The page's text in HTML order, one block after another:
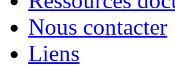
Nous contacter
Liens